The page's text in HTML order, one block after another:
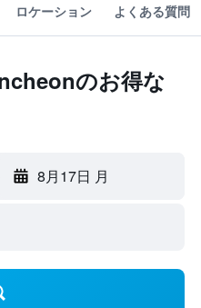
ロケーション よくある質問
のお得な
8月17日 月